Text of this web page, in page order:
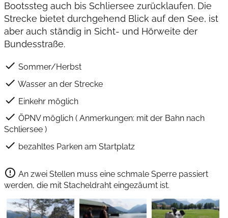
Bootssteg auch bis Schliersee zurücklaufen. Die
Strecke bietet durchgehend Blick auf den See, ist
aber auch ständig in Sicht- und Hörweite der
Bundesstraße.
check Sommer/Herbst
check Wasser an der Strecke
check Einkehr möglich
check ÖPNV möglich ( Anmerkungen: mit der Bahn nach
Schliersee )
check bezahltes Parken am Startplatz
error_outline An zwei Stellen muss eine schmale Sperre passiert
werden, die mit Stacheldraht eingezäumt ist.